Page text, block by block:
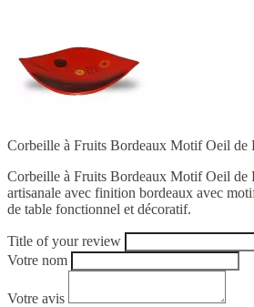
Corbeille à Fruits Bordeaux Motif Oeil de
Corbeille à Fruits Bordeaux Motif Oeil de
artisanale avec finition bordeaux avec
de table fonctionnel et décoratif.
Title of your review
Votre nom
Votre avis